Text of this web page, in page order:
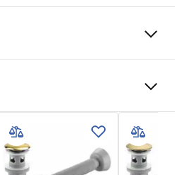
Bianco
Lucido
480